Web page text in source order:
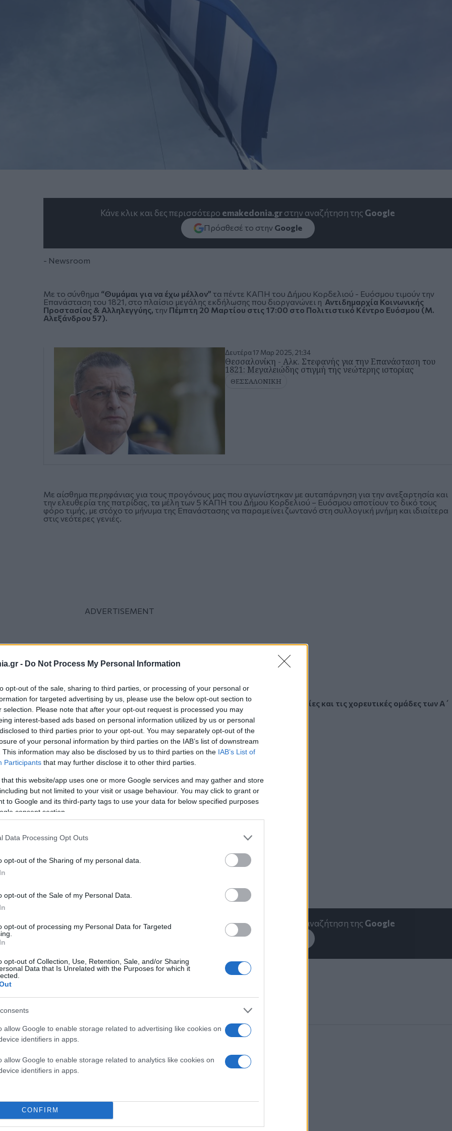
- Do Not Process My Personal Information
opt-out of the sale, sharing to third parties, or processing of your personal or
for targeted advertising by us, please use the below opt-out section to
selection. Please note that after your opt-out request is processed you may
interest-based ads based on personal information utilized by us or personal
to third parties prior to your opt-out. You may separately opt-out of the
of your personal information by third parties on the IAB’s list of downstream
This information may also be disclosed by us to third parties on the IAB’s List of
Participants that may further disclose it to other third parties.
that this website/app uses one or more Google services and may gather and store
but not limited to your visit or usage behaviour. You may click to grant or
to Google and its third-party tags to use your data for below specified purposes
consent section.
Data Processing Opt Outs
opt-out of the Sharing of my personal data.
opt-out of the Sale of my Personal Data.
opt-out of processing my Personal Data for Targeted
opt-out of Collection, Use, Retention, Sale, and/or Sharing
Data that Is Unrelated with the Purposes for which it
allow Google to enable storage related to advertising like cookies on
identifiers in apps.
allow Google to enable storage related to analytics like cookies on
identifiers in apps.
CONFIRM
Κάνε κλικ και δες περισσότερο emakedonia.grστην αναζήτηση της Google
Πρόσθεσέ το στην Google
- Newsroom
Με το σύνθημα “Θυμάμαι για να έχω μέλλον” τα πέντε ΚΑΠΗ του Δήμου Κορδελιού - Ευόσμου τιμούν την
Επανάσταση του 1821, στο πλαίσιο μεγάλης εκδήλωσης που διοργανώνει ηΑντιδημαρχία Κοινωνικής
Προστασίας & Αλληλεγγύης, την Πέμπτη 20 Μαρτίου στις 17:00 στο Πολιτιστικό Κέντρο Ευόσμου (Μ.
Αλεξάνδρου 57).
Δευτέρα 17 Μαρ 2025, 21:34
Θεσσαλονίκη - Aλκ. Στεφανής για την Επανάσταση του
1821: Μεγαλειώδης στιγμή της νεώτερης ιστορίας
ΘΕΣΣΑΛΟΝΙΚΗ
Με αίσθημα περηφάνιας για τους προγόνους μας που αγωνίστηκαν με αυταπάρνηση για την ανεξαρτησία και
την ελευθερία της πατρίδας, τα μέλη των 5 ΚΑΠΗ του Δήμου Κορδελιού – Ευόσμου αποτίουν το δικό τους
φόρο τιμής, με στόχο το μήνυμα της Επανάστασης να παραμείνει ζωντανό στη συλλογική μνήμη και ιδιαίτερα
στις νεότερες γενιές.
Η εκδήλωση διανθίζεται με μουσικοχορευτικά δρώμενα από τις
χορωδίες και τις χορευτικές ομάδες των Α΄
Β΄ Γ΄ Δ΄ ΚΑΠΗ Ευόσμου και του ΚΑΠΗ Ελευθερίου - Κορδελιού.
Η είσοδος είναι ελεύθερη.
Κάνε κλικ και δες περισσότερο emakedonia.gr στην αναζήτηση της Google
Πρόσθεσέ το στην